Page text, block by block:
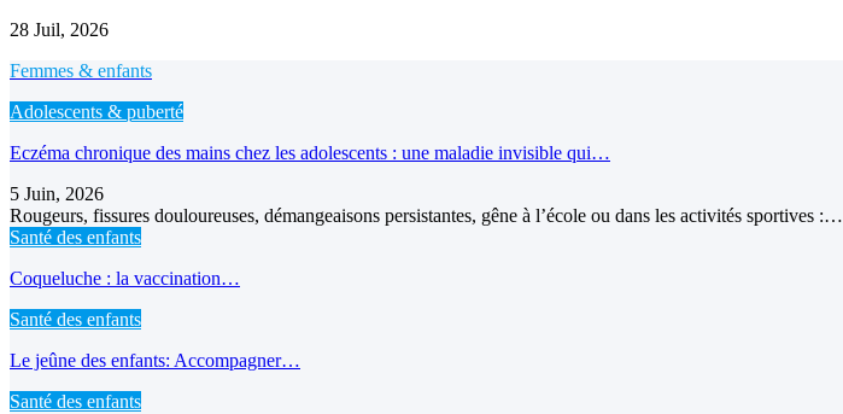
28 Juil, 2026
Femmes & enfants
Adolescents & puberté
Eczéma chronique des mains chez les adolescents : une maladie invisible qui…
5 Juin, 2026
Rougeurs, fissures douloureuses, démangeaisons persistantes, gêne à l’école ou dans les activités sportives :…
Santé des enfants
Coqueluche : la vaccination…
Santé des enfants
Le jeûne des enfants: Accompagner…
Santé des enfants